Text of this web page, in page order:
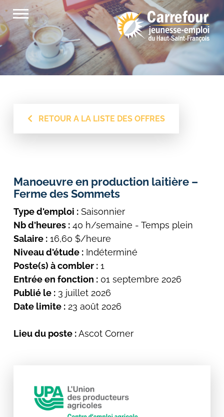
Passer
au
contenu
RETOUR A LA LISTE DES OFFRES
Manoeuvre en production laitière –
Ferme des Sommets
Type d'emploi : Saisonnier
Nb d'heures : 40 h/semaine - Temps plein
Salaire : 16,60 $/heure
Niveau d'étude : Indéterminé
Poste(s) à combler : 1
Entrée en fonction : 01 septembre 2026
Publié le : 3 juillet 2026
Date limite : 23 août 2026
Lieu du poste :Ascot Corner